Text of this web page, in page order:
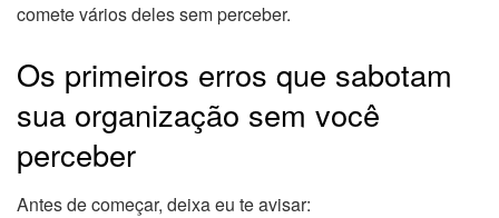
comete vários deles sem perceber.
Os primeiros erros que sabotam
sua organização sem você
perceber
Antes de começar, deixa eu te avisar: